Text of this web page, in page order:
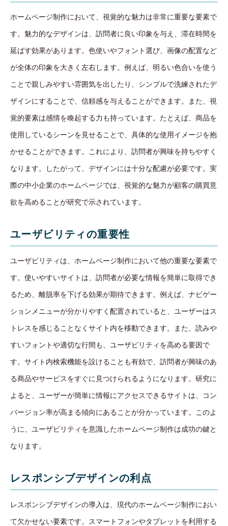
ホームページ制作において、視覚的な魅力は非常に重要な要素で
す。魅力的なデザインは、訪問者に良い印象を与え、滞在時間を
延ばす効果があります。色使いやフォント選び、画像の配置など
が全体の印象を大きく左右します。例えば、明るい色合いを使う
ことで親しみやすい雰囲気を出したり、シンプルで洗練されたデ
ザインにすることで、信頼感を与えることができます。また、視
覚的要素は感情を喚起する力も持っています。たとえば、商品を
使用しているシーンを見せることで、具体的な使用イメージを抱
かせることができます。これにより、訪問者が興味を持ちやすく
なります。したがって、デザインには十分な配慮が必要です。実
際の中小企業のホームページでは、視覚的な魅力が顧客の購買意
欲を高めることが研究で示されています。
ユーザビリティの重要性
ユーザビリティは、ホームページ制作において他の重要な要素で
す。使いやすいサイトは、訪問者が必要な情報を簡単に取得でき
るため、離脱率を下げる効果が期待できます。例えば、ナビゲー
ションメニューが分かりやすく配置されていると、ユーザーはス
トレスを感じることなくサイト内を移動できます。また、読みや
すいフォントや適切な行間も、ユーザビリティを高める要因で
す。サイト内検索機能を設けることも有効で、訪問者が興味のあ
る商品やサービスをすぐに見つけられるようになります。研究に
よると、ユーザーが簡単に情報にアクセスできるサイトは、コン
バージョン率が高まる傾向にあることが分かっています。このよ
うに、ユーザビリティを意識したホームページ制作は成功の鍵と
なります。
レスポンシブデザインの利点
レスポンシブデザインの導入は、現代のホームページ制作におい
て欠かせない要素です。スマートフォンやタブレットを利用する